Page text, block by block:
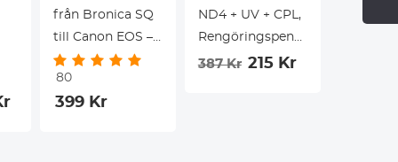
från Bronica SQ
till Canon EOS –
K&F Concept
M31131
objektivmonteringsadapter
80
399 Kr
ND4 + UV + CPL,
Rengöringspenna,
Påse
387 Kr 215 Kr